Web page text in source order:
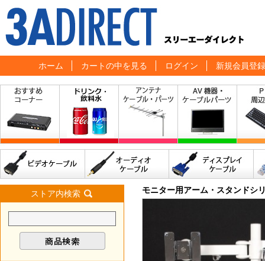
ホーム カートの中を見る ログイン 新規会員登録
ストア内検索 モニター用アーム・スタンドシ